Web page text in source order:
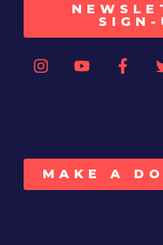
SIGN-
MAKE A